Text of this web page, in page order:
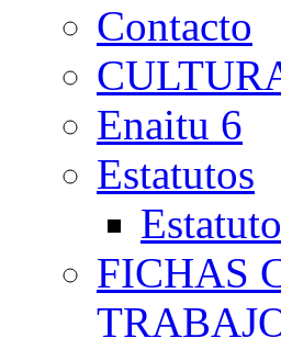
Contacto
Enaitu 6
Estatutos
FICHAS